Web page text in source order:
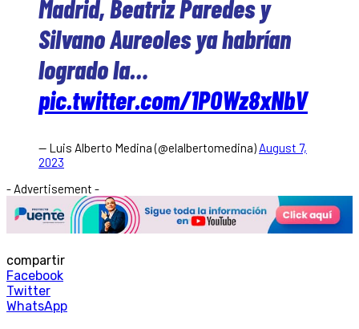
Madrid, Beatriz Paredes y
Silvano Aureoles ya habrían
logrado la…
pic.twitter.com/1POWz8xNbV
— Luis Alberto Medina (@elalbertomedina) August 7,
2023
- Advertisement -
compartir
Facebook
Twitter
WhatsApp